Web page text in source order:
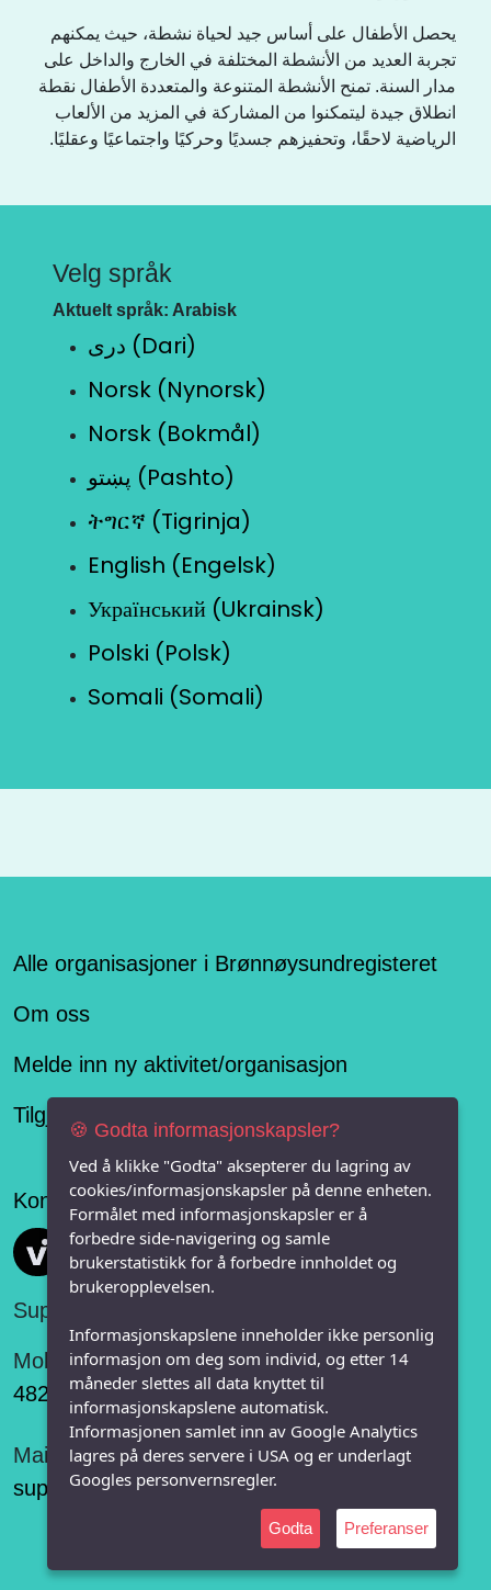
يحصل الأطفال على أساس جيد لحياة نشطة، حيث يمكنهم
تجربة العديد من الأنشطة المختلفة في الخارج والداخل على
مدار السنة. تمنح الأنشطة المتنوعة والمتعددة الأطفال نقطة
انطلاق جيدة ليتمكنوا من المشاركة في المزيد من الألعاب
الرياضية لاحقًا، وتحفيزهم جسديًا وحركيًا واجتماعيًا وعقليًا.
Velg språk
Aktuelt språk: Arabisk
دری (Dari)
Norsk (Nynorsk)
Norsk (Bokmål)
پښتو (Pashto)
ትግርኛ (Tigrinja)
English (Engelsk)
Український (Ukrainsk)
Polski (Polsk)
Somali (Somali)
Alle organisasjoner i Brønnøysundregisteret
Om oss
Melde inn ny aktivitet/organisasjon
Tilgjengelighetserklæring
Konseptet er levert av
Vi FRITID
Support:
Mobil:
482 75 848
Mail:
support@vifritid.no
🍪 Godta informasjonskapsler?
Ved å klikke "Godta" aksepterer du lagring av
cookies/informasjonskapsler på denne enheten.
Formålet med informasjonskapsler er å
forbedre side-navigering og samle
brukerstatistikk for å forbedre innholdet og
brukeropplevelsen.
Informasjonskapslene inneholder ikke personlig
informasjon om deg som individ, og etter 14
måneder slettes all data knyttet til
informasjonskapslene automatisk.
Informasjonen samlet inn av Google Analytics
lagres på deres servere i USA og er underlagt
Googles personvernsregler.
Godta Preferanser